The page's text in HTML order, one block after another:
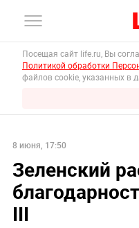
Посещая сайт life.ru, Вы
Политикой обработки
файлов cookie, указанных в
8 июня, 17:50
Зеленский
III